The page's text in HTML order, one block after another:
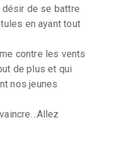
de se battre
en ayant tout
contre les vents
de plus et qui
nos jeunes